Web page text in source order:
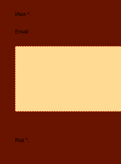
Имя *:
Email:
Код *: